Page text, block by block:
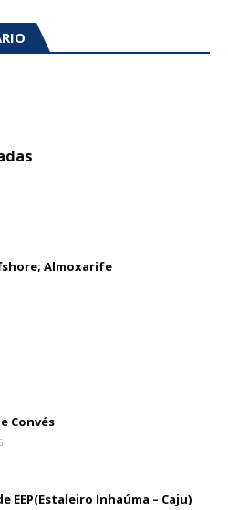
Almoxarife
Convés
EEP(Estaleiro Inhaúma – Caju)